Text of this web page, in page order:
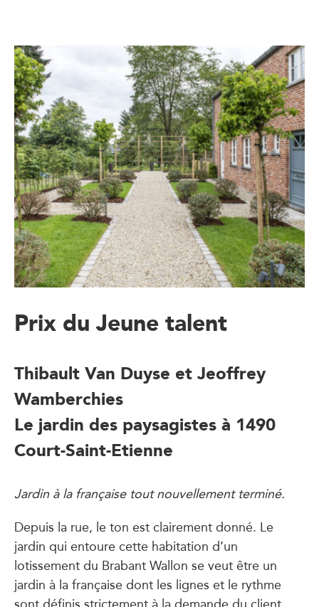
Prix du Jeune talent
Thibault Van Duyse et Jeoffrey
Wamberchies
Le jardin des paysagistes à 1490
Court-Saint-Etienne
Jardin à la française tout nouvellement terminé.
Depuis la rue, le ton est clairement donné. Le
jardin qui entoure cette habitation d’un
lotissement du Brabant Wallon se veut être un
jardin à la française dont les lignes et le rythme